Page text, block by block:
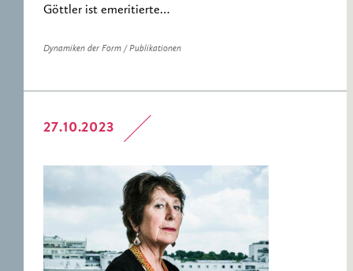
Göttler ist emeritierte…
Dynamiken der Form / Publikationen
27.10.2023